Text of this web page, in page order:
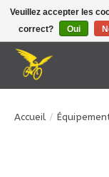
Le Pédalier | Îles de la
Accueil /
Veuillez accepter les
correct?
Oui